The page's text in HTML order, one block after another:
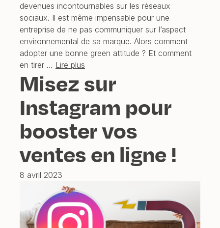
devenues incontournables sur les réseaux
sociaux. Il est même impensable pour une
entreprise de ne pas communiquer sur l’aspect
environnemental de sa marque. Alors comment
adopter une bonne green attitude ? Et comment
en tirer … Lire plus
Misez sur
Instagram pour
booster vos
ventes en ligne !
8 avril 2023